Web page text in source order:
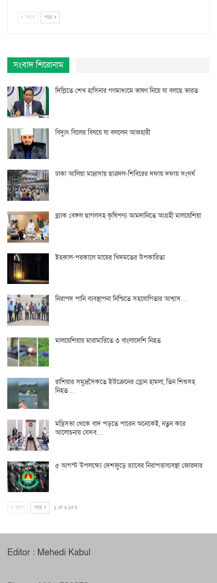
আগে পরে
সংবাদ শিরোনাম
দিল্লিতে শেখ হাসিনার গণমাধ্যমে ভাষণ নিয়ে যা বলছে ভারত
বিদ্যুৎ বিলের বিষয়ে যা বললেন আজহারী
ঢাকা আলিয়া মাদ্রাসায় ছাত্রদল-শিবিরের দফায় দফায় সংঘর্ষ
ব্ল্যাক বেঙ্গল ছাগলসহ কৃষিপণ্য আমদানিতে আগ্রহী মালয়েশিয়া
ইহকাল-পরকালে মায়ের খিদমতের উপকারিতা
নিরাপদ পানি ব্যবস্থাপনা নিশ্চিতে সহযোগিতার আশ্বাস…
মালয়েশিয়ায় মারামারিতে ৩ বাংলাদেশি নিহত
রাশিয়ার সমুদ্রসৈকতে ইউক্রেনের ড্রোন হামলা, তিন শিশুসহ
নিহত…
মন্ত্রিসভা থেকে বাদ পড়তে পারেন অনেকেই, নতুন করে
আলোচনায় যেসব…
৫ আগস্ট উপলক্ষ্যে দেশজুড়ে র‌্যাবের নিরাপত্তাব্যবস্থা জোরদার
আগে পরে ১ of ২,২৫৩
Editor : Mehedi Kabul